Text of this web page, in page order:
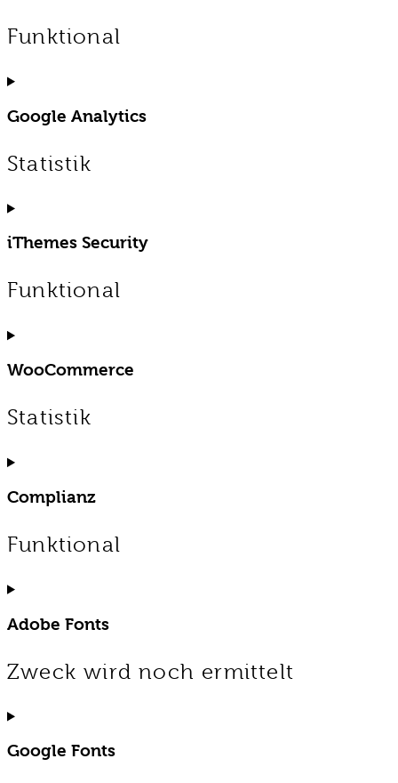
Funktional
Consent
service
wpml
Google Analytics
Statistik
Consent
service
iThemes Security
Funktional
Consent
service
WooCommerce
Statistik
Consent
service
woocommerce
Complianz
Funktional
Consent
service
Adobe Fonts
Zweck wird noch ermittelt
Consent
service
adobe-
Google Fonts